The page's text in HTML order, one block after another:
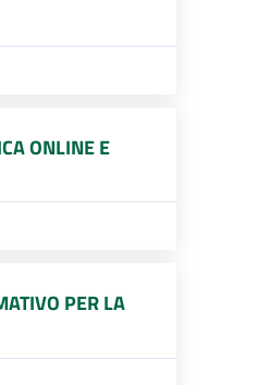
ONLINE E
PER LA